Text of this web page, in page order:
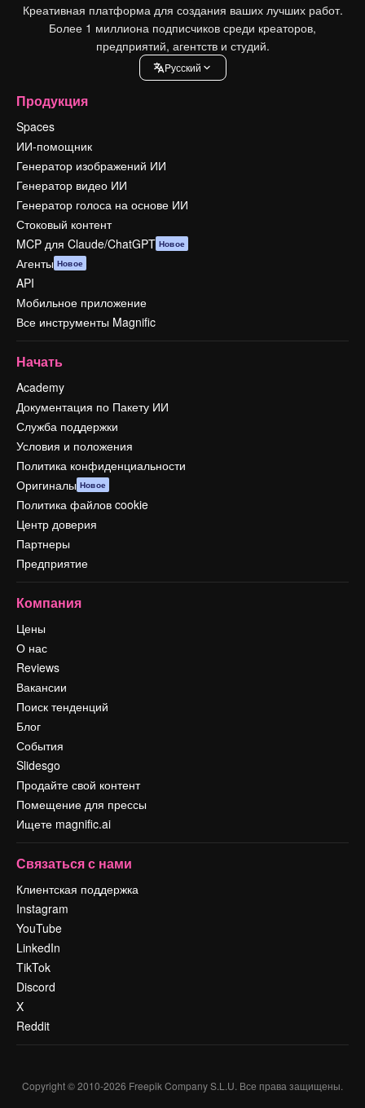
Креативная платформа для создания ваших лучших работ.
Более 1 миллиона подписчиков среди креаторов,
предприятий, агентств и студий.
Pусский
Продукция
Spaces
ИИ-помощник
Генератор изображений ИИ
Генератор видео ИИ
Генератор голоса на основе ИИ
Стоковый контент
MCP для Claude/ChatGPT Новое
Агенты Новое
API
Мобильное приложение
Все инструменты Magnific
Начать
Academy
Документация по Пакету ИИ
Служба поддержки
Условия и положения
Политика конфиденциальности
Оригиналы Новое
Политика файлов cookie
Центр доверия
Партнеры
Предприятие
Компания
Цены
О нас
Reviews
Вакансии
Поиск тенденций
Блог
События
Slidesgo
Продайте свой контент
Помещение для прессы
Ищете magnific.ai
Связаться с нами
Клиентская поддержка
Instagram
YouTube
LinkedIn
TikTok
Discord
X
Reddit
Copyright © 2010-2026 Freepik Company S.L.U. Все права защищены.